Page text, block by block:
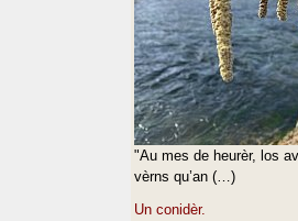
"Au mes de heurèr, los
vèrns qu’an (…)
Un conidèr.